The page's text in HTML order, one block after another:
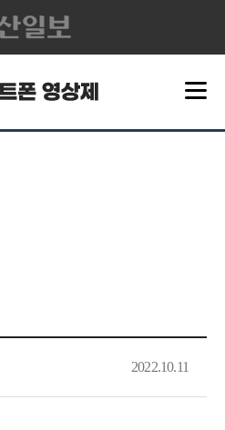
2022.10.11